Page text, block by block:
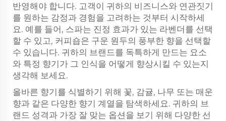
반영해야 합니다. 고객이 귀하의 비즈니스와 연관짓기
를 원하는 감정과 경험을 고려하는 것부터 시작하세
요. 예를 들어, 스파는 진정 효과가 있는 라벤더를 선택
할 수 있고, 커피숍은 구운 원두의 풍부한 향을 선택할
수 있습니다. 귀하의 브랜드를 독특하게 만드는 요소
와 특정 향기가 그 인식을 어떻게 향상시킬 수 있는지
생각해 보세요.
올바른 향기를 식별하기 위해 꽃, 감귤, 나무 또는 매운
향과 같은 다양한 향기 계열을 탐색하세요. 귀하의 브
랜드 성격과 가장 잘 맞는 옵션을 보기 위해 다양한 선